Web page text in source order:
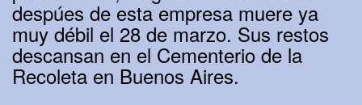
despúes de esta empresa muere ya
muy débil el 28 de marzo. Sus restos
descansan en el Cementerio de la
Recoleta en Buenos Aires.